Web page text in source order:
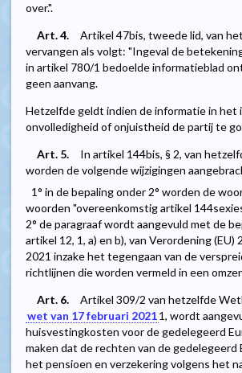
over.".
Art. 4.
Artikel 47bis, tweede lid, van
vervangen als volgt: "Ingeval de
in artikel 780/1 bedoelde informatieblad
geen aanvang.
Hetzelfde geldt indien de informatie in het
onvolledigheid of onjuistheid de partij te
Art. 5.
In artikel 144bis, § 2, van
worden de volgende wijzigingen
1° in de bepaling onder 2° worden de
woorden "overeenkomstig artikel
2° de paragraaf wordt aangevuld met de
artikel 12, 1, a) en b), van Verordening
2021 inzake het tegengaan van de
richtlijnen die worden vermeld in een
Art. 6.
Artikel 309/2 van hetzelfde
wet van 17 februari 20211, wordt
huisvestingkosten voor de gedelegeerd
maken dat de rechten van de
het pensioen en verzekering volgens het